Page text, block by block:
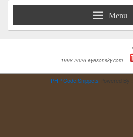
Menu
1998-2026 eyesonsky.com
PHP Code Snippets Powered By :